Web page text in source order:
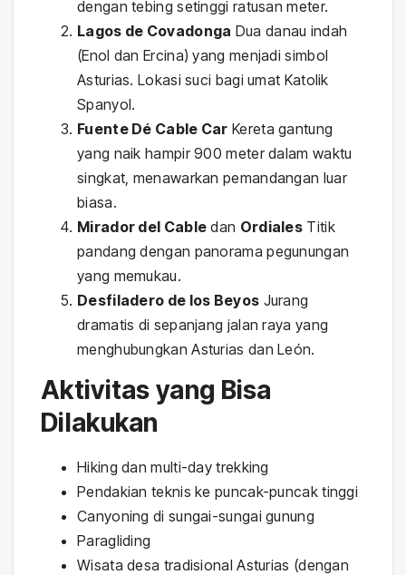
dengan tebing setinggi ratusan meter.
Lagos de Covadonga Dua danau indah
(Enol dan Ercina) yang menjadi simbol
Asturias. Lokasi suci bagi umat Katolik
Spanyol.
Fuente Dé Cable Car Kereta gantung
yang naik hampir 900 meter dalam waktu
singkat, menawarkan pemandangan luar
biasa.
Mirador del Cable dan Ordiales Titik
pandang dengan panorama pegunungan
yang memukau.
Desfiladero de los Beyos Jurang
dramatis di sepanjang jalan raya yang
menghubungkan Asturias dan León.
Aktivitas yang Bisa
Dilakukan
Hiking dan multi-day trekking
Pendakian teknis ke puncak-puncak tinggi
Canyoning di sungai-sungai gunung
Paragliding
Wisata desa tradisional Asturias (dengan